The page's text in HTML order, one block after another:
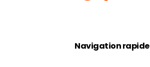
Navigation rapide